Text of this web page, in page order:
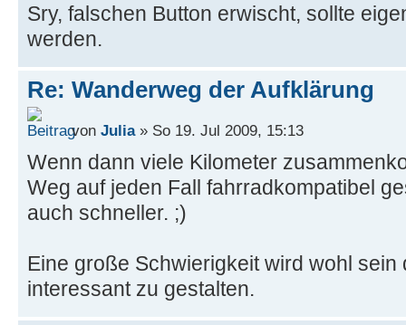
Sry, falschen Button erwischt, sollte
werden.
Re: Wanderweg der Aufklärung
von Julia» So 19. Jul 2009, 15:13
Wenn dann viele Kilometer
Weg auf jeden Fall fahrradkompatibel
auch schneller. ;)
Eine große Schwierigkeit wird wohl sein
interessant zu gestalten.